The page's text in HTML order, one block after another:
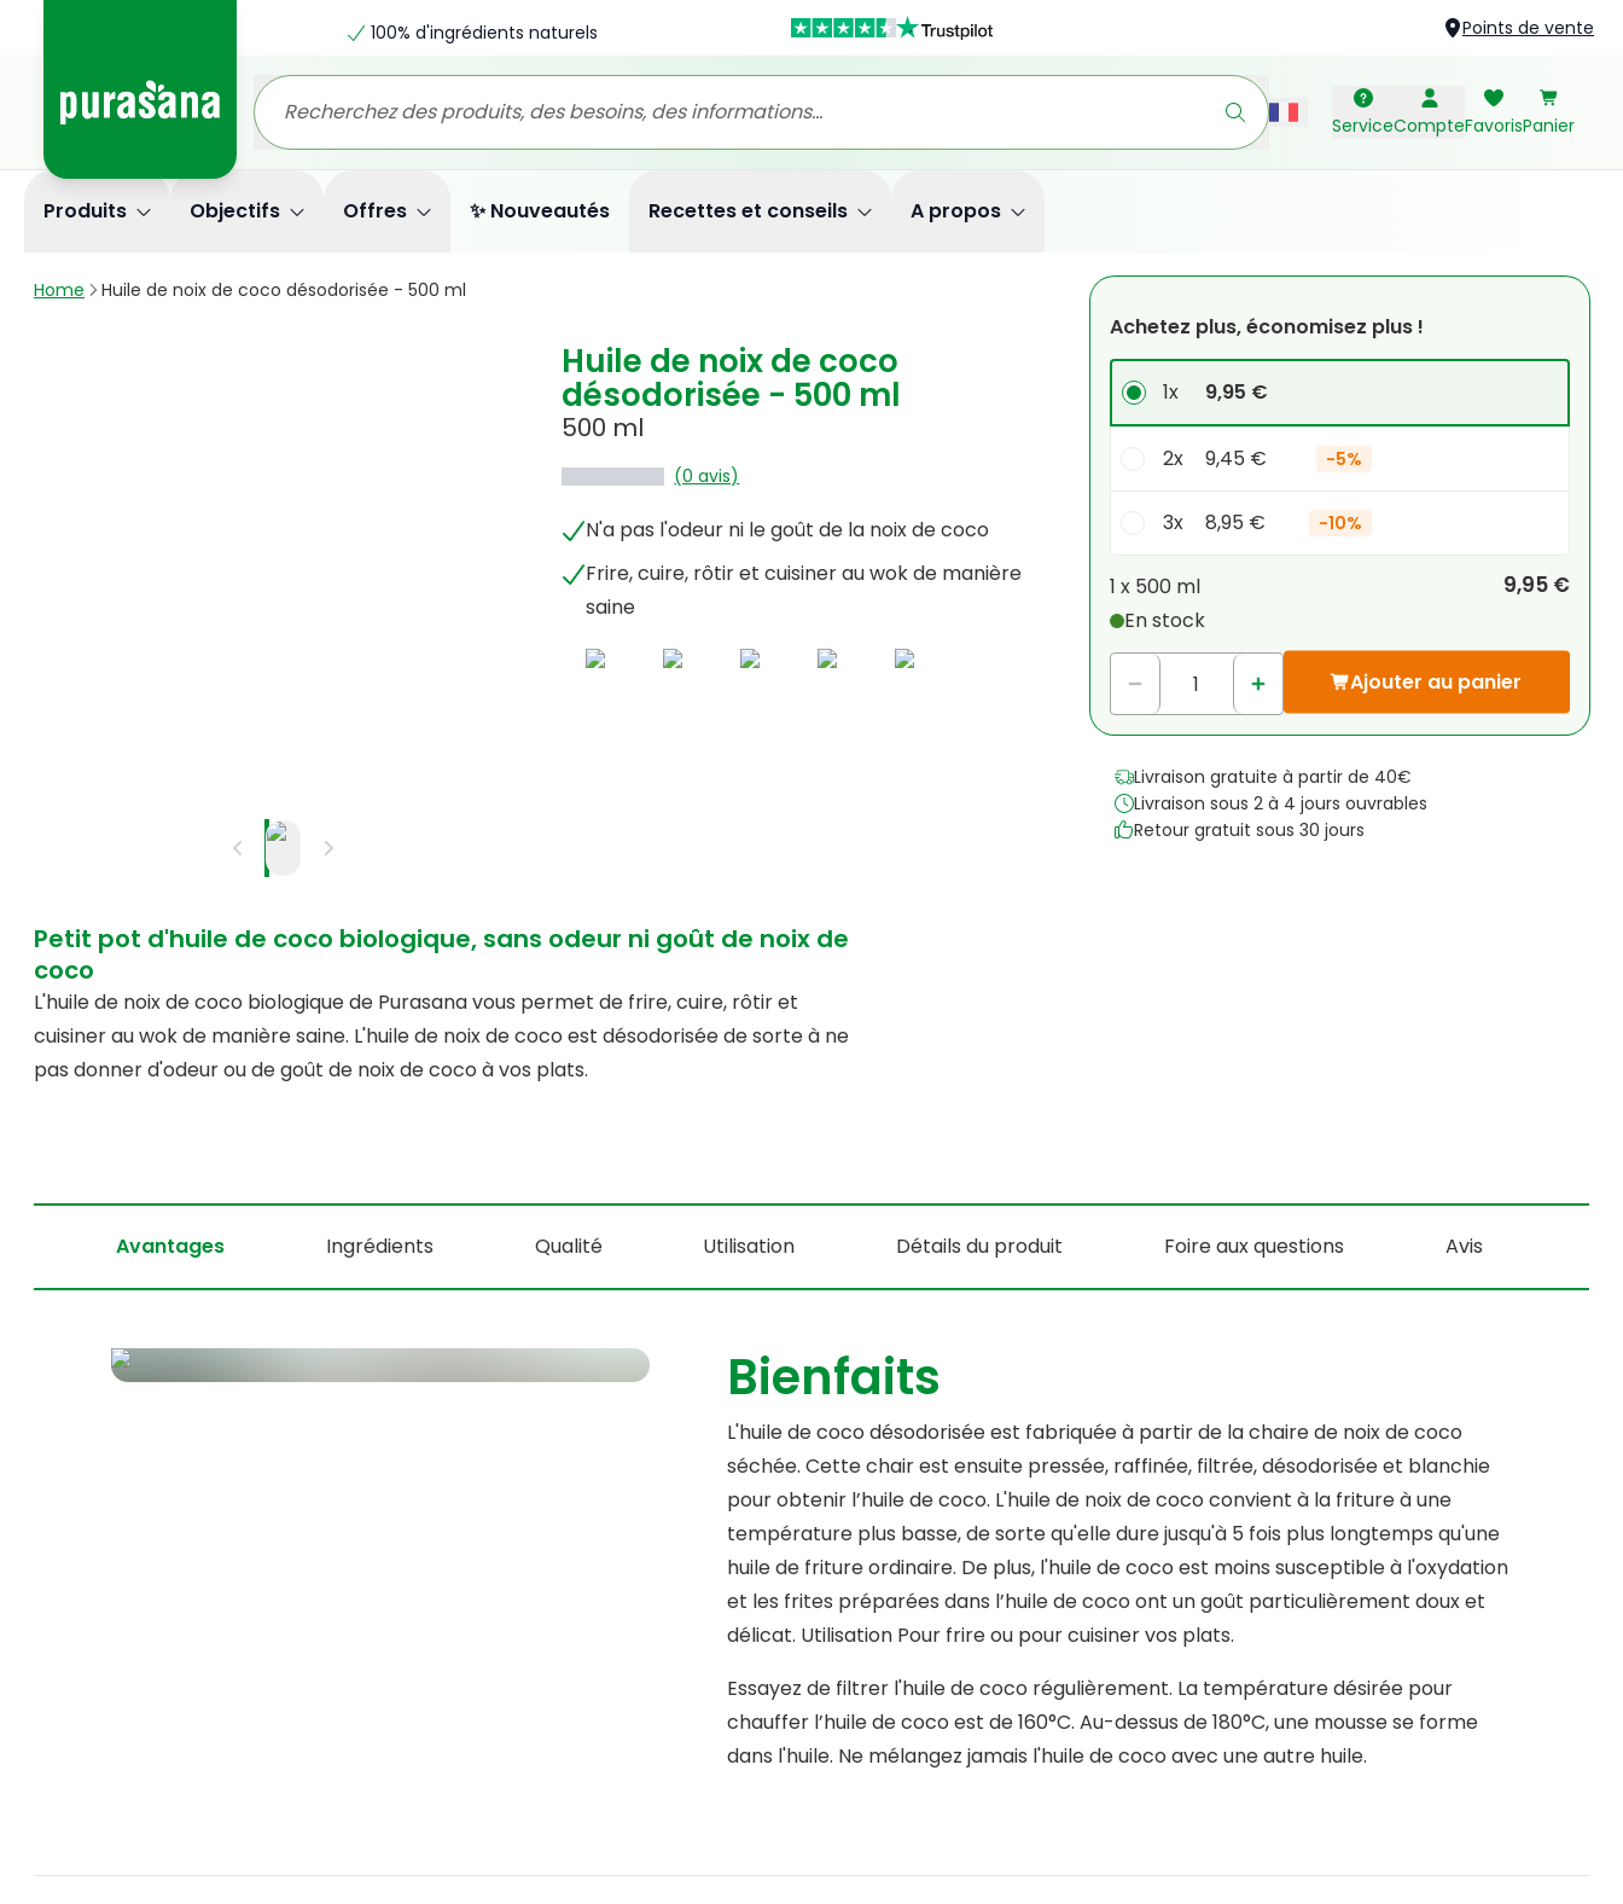
100% d'ingrédients naturels Points de vente
ServiceCompteFavorisPanier
Produits Objectifs Offres ✨ Nouveautés Recettes et conseils A propos
Home Huile de noix de coco désodorisée - 500 ml
Huile de noix de coco
désodorisée - 500 ml
500 ml
(0 avis)
N'a pas l'odeur ni le goût de la noix de coco
Frire, cuire, rôtir et cuisiner au wok de manière
saine
Achetez plus, économisez plus !
1x 9,95 €
2x 9,45 € -5%
3x 8,95 € -10%
1x 0,00 €
1 x 500 ml
En stock
9,95 €
Ajouter au panier
Livraison gratuite à partir de 40€
Livraison sous 2 à 4 jours ouvrables
Retour gratuit sous 30 jours
Petit pot d'huile de coco biologique, sans odeur ni goût de noix de
coco
L'huile de noix de coco biologique de Purasana vous permet de frire, cuire, rôtir et
cuisiner au wok de manière saine. L'huile de noix de coco est désodorisée de sorte à ne
pas donner d'odeur ou de goût de noix de coco à vos plats.
Avantages Ingrédients Qualité Utilisation Détails du produit Foire aux questions Avis
Bienfaits
L'huile de coco désodorisée est fabriquée à partir de la chaire de noix de coco
séchée. Cette chair est ensuite pressée, raffinée, filtrée, désodorisée et blanchie
pour obtenir l’huile de coco. L'huile de noix de coco convient à la friture à une
température plus basse, de sorte qu'elle dure jusqu'à 5 fois plus longtemps qu'une
huile de friture ordinaire. De plus, l'huile de coco est moins susceptible à l'oxydation
et les frites préparées dans l’huile de coco ont un goût particulièrement doux et
délicat. Utilisation Pour frire ou pour cuisiner vos plats.
Essayez de filtrer l'huile de coco régulièrement. La température désirée pour
chauffer l’huile de coco est de 160°C. Au-dessus de 180°C, une mousse se forme
dans l'huile. Ne mélangez jamais l'huile de coco avec une autre huile.